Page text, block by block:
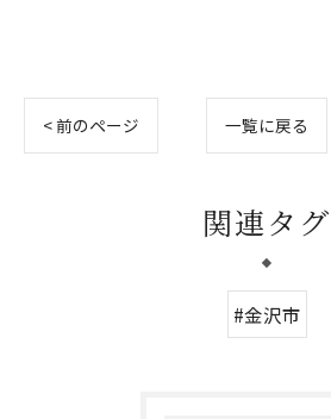
< 前のページ 一覧に戻る
関連タグ
#金沢市